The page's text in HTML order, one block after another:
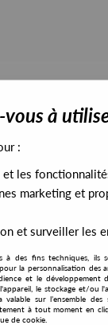
EXCLUSIVES
à
:
les
marketing et
et surveiller les
à des fins techniques,
la personnalisation
et le développement
le stockage et/ou
sur l’ensemble
à tout moment en
de cookie.